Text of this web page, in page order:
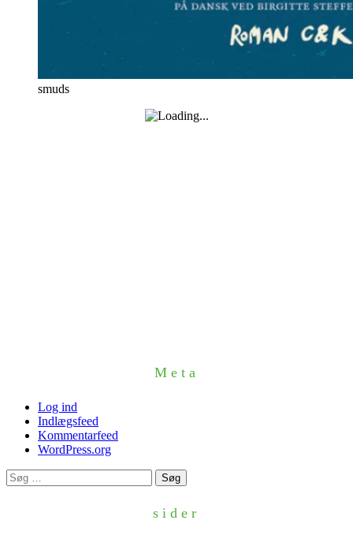
smuds
Meta
Log ind
Indlægsfeed
Kommentarfeed
WordPress.org
Søg
efter:
sider